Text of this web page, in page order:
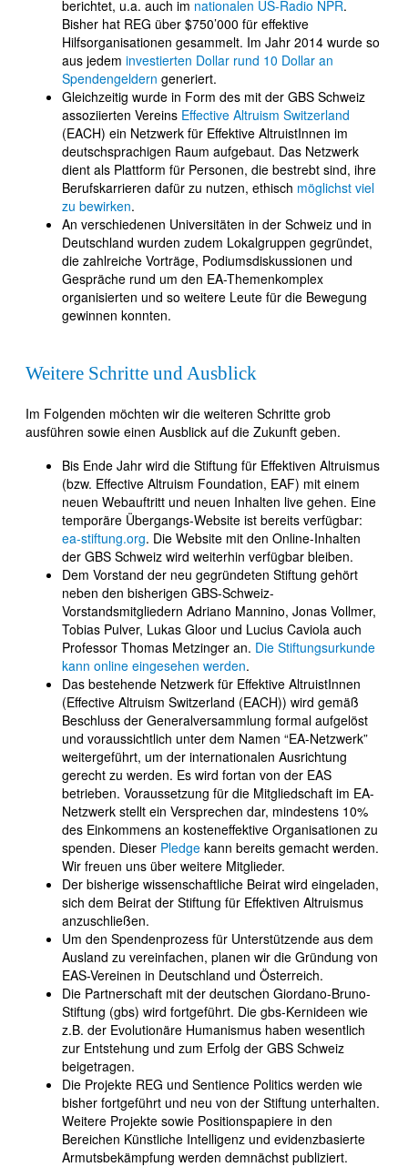
berichtet, u.a. auch im nationalen US-Radio NPR.
Bisher hat REG über $750’000 für effektive
Hilfsorganisationen gesammelt. Im Jahr 2014 wurde so
aus jedem investierten Dollar rund 10 Dollar an
Spendengeldern generiert.
Gleichzeitig wurde in Form des mit der GBS Schweiz
assoziierten Vereins Effective Altruism Switzerland
(EACH) ein Netzwerk für Effektive AltruistInnen im
deutschsprachigen Raum aufgebaut. Das Netzwerk
dient als Plattform für Personen, die bestrebt sind, ihre
Berufskarrieren dafür zu nutzen, ethisch möglichst viel
zu bewirken.
An verschiedenen Universitäten in der Schweiz und in
Deutschland wurden zudem Lokalgruppen gegründet,
die zahlreiche Vorträge, Podiumsdiskussionen und
Gespräche rund um den EA-Themenkomplex
organisierten und so weitere Leute für die Bewegung
gewinnen konnten.
Weitere Schritte und Ausblick
Im Folgenden möchten wir die weiteren Schritte grob
ausführen sowie einen Ausblick auf die Zukunft geben.
Bis Ende Jahr wird die Stiftung für Effektiven Altruismus
(bzw. Effective Altruism Foundation, EAF) mit einem
neuen Webauftritt und neuen Inhalten live gehen. Eine
temporäre Übergangs-Website ist bereits verfügbar:
ea-stiftung.org. Die Website mit den Online-Inhalten
der GBS Schweiz wird weiterhin verfügbar bleiben.
Dem Vorstand der neu gegründeten Stiftung gehört
neben den bisherigen GBS-Schweiz-
Vorstandsmitgliedern Adriano Mannino, Jonas Vollmer,
Tobias Pulver, Lukas Gloor und Lucius Caviola auch
Professor Thomas Metzinger an. Die Stiftungsurkunde
kann online eingesehen werden.
Das bestehende Netzwerk für Effektive AltruistInnen
(Effective Altruism Switzerland (EACH)) wird gemäß
Beschluss der Generalversammlung formal aufgelöst
und voraussichtlich unter dem Namen “EA-Netzwerk”
weitergeführt, um der internationalen Ausrichtung
gerecht zu werden. Es wird fortan von der EAS
betrieben. Voraussetzung für die Mitgliedschaft im EA-
Netzwerk stellt ein Versprechen dar, mindestens 10%
des Einkommens an kosteneffektive Organisationen zu
spenden. Dieser Pledge kann bereits gemacht werden.
Wir freuen uns über weitere Mitglieder.
Der bisherige wissenschaftliche Beirat wird eingeladen,
sich dem Beirat der Stiftung für Effektiven Altruismus
anzuschließen.
Um den Spendenprozess für Unterstützende aus dem
Ausland zu vereinfachen, planen wir die Gründung von
EAS-Vereinen in Deutschland und Österreich.
Die Partnerschaft mit der deutschen Giordano-Bruno-
Stiftung (gbs) wird fortgeführt. Die gbs-Kernideen wie
z.B. der Evolutionäre Humanismus haben wesentlich
zur Entstehung und zum Erfolg der GBS Schweiz
beigetragen.
Die Projekte REG und Sentience Politics werden wie
bisher fortgeführt und neu von der Stiftung unterhalten.
Weitere Projekte sowie Positionspapiere in den
Bereichen Künstliche Intelligenz und evidenzbasierte
Armutsbekämpfung werden demnächst publiziert.